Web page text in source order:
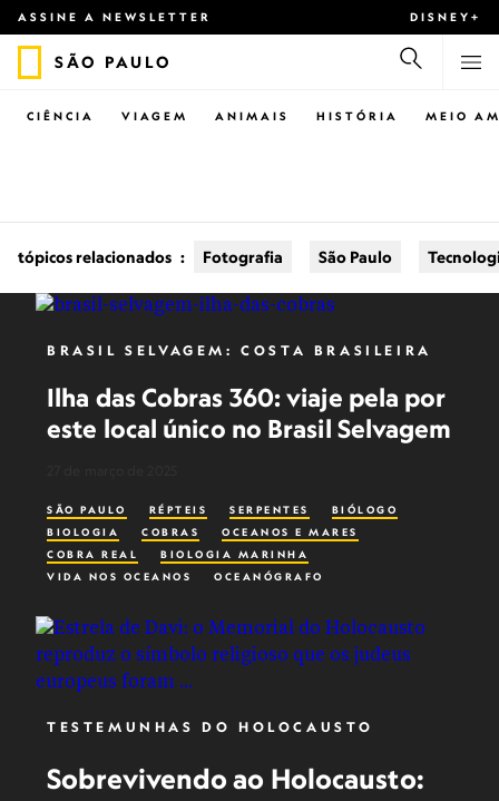
ASSINE A NEWSLETTER DISNEY+
SÃO PAULO
CIÊNCIA VIAGEM ANIMAIS HISTÓRIA MEIO
tópicos relacionados : Fotografia São Paulo
BRASIL SELVAGEM: COSTA BRASILEIRA
Ilha das Cobras 360: viaje pela por
este local único no Brasil Selvagem
SÃO PAULO RÉPTEIS SERPENTES
BIÓLOGO
BIOLOGIA
COBRAS
OCEANOS E MARES
COBRA REAL
BIOLOGIA MARINHA
VIDA NOS OCEANOS
OCEANÓGRAFO
TESTEMUNHAS DO HOLOCAUSTO
Sobrevivendo ao Holocausto: